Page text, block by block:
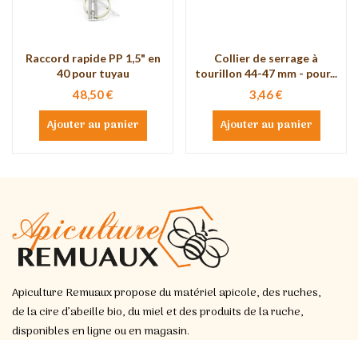
Raccord rapide PP 1,5" en
40 pour tuyau
48,50 €
Ajouter au panier
Collier de serrage à
tourillon 44-47 mm - pour...
3,46 €
Ajouter au panier
Apiculture Remuaux propose du matériel apicole, des ruches,
de la cire d’abeille bio, du miel et des produits de la ruche,
disponibles en ligne ou en magasin.